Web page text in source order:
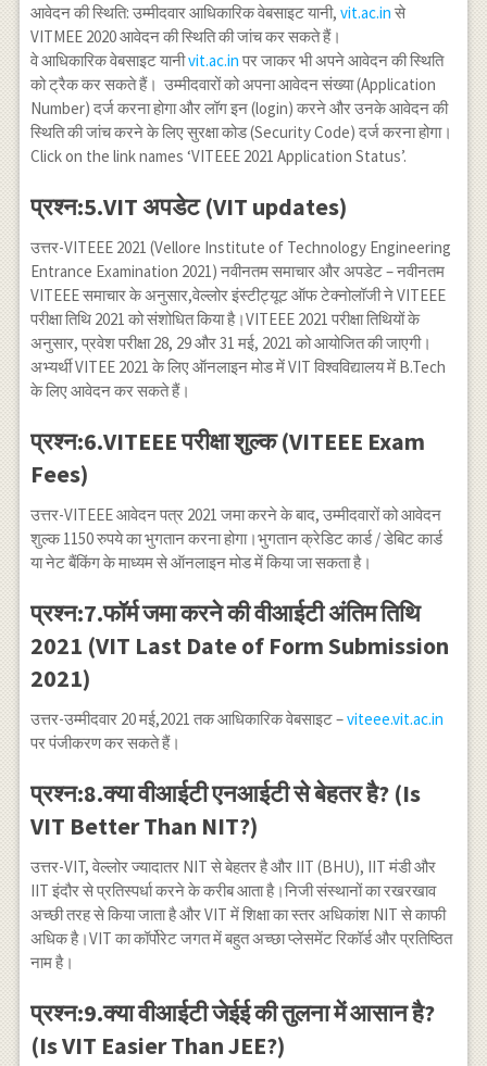
आवेदन की स्थिति: उम्मीदवार आधिकारिक वेबसाइट यानी, vit.ac.in से
VITMEE 2020 आवेदन की स्थिति की जांच कर सकते हैं।
वे आधिकारिक वेबसाइट यानीvit.ac.in पर जाकर भी अपने आवेदन की स्थिति
को ट्रैक कर सकते हैं। उम्मीदवारों को अपना आवेदन संख्या (Application
Number) दर्ज करना होगा और लॉग इन (login) करने और उनके आवेदन की
स्थिति की जांच करने के लिए सुरक्षा कोड (Security Code) दर्ज करना होगा।
Click on the link names ‘VITEEE 2021 Application Status’.
प्रश्न:5.VIT अपडेट (VIT updates)
उत्तर-VITEEE 2021 (Vellore Institute of Technology Engineering
Entrance Examination 2021) नवीनतम समाचार और अपडेट – नवीनतम
VITEEE समाचार के अनुसार,वेल्लोर इंस्टीट्यूट ऑफ टेक्नोलॉजी ने VITEEE
परीक्षा तिथि 2021 को संशोधित किया है।VITEEE 2021 परीक्षा तिथियों के
अनुसार, प्रवेश परीक्षा 28, 29 और 31 मई, 2021 को आयोजित की जाएगी।
अभ्यर्थी VITEE 2021 के लिए ऑनलाइन मोड में VIT विश्वविद्यालय में B.Tech
के लिए आवेदन कर सकते हैं।
प्रश्न:6.VITEEE परीक्षा शुल्क (VITEEE Exam
Fees)
उत्तर-VITEEE आवेदन पत्र 2021 जमा करने के बाद, उम्मीदवारों को आवेदन
शुल्क 1150 रुपये का भुगतान करना होगा।भुगतान क्रेडिट कार्ड / डेबिट कार्ड
या नेट बैंकिंग के माध्यम से ऑनलाइन मोड में किया जा सकता है।
प्रश्न:7.फॉर्म जमा करने की वीआईटी अंतिम तिथि
2021 (VIT Last Date of Form Submission
2021)
उत्तर-उम्मीदवार 20 मई,2021 तक आधिकारिक वेबसाइट –viteee.vit.ac.in
पर पंजीकरण कर सकते हैं।
प्रश्न:8.क्या वीआईटी एनआईटी से बेहतर है? (Is
VIT Better Than NIT?)
उत्तर-VIT, वेल्लोर ज्यादातर NIT से बेहतर है और IIT (BHU), IIT मंडी और
IIT इंदौर से प्रतिस्पर्धा करने के करीब आता है।निजी संस्थानों का रखरखाव
अच्छी तरह से किया जाता है और VIT में शिक्षा का स्तर अधिकांश NIT से काफी
अधिक है।VIT का कॉर्पोरेट जगत में बहुत अच्छा प्लेसमेंट रिकॉर्ड और प्रतिष्ठित
नाम है।
प्रश्न:9.क्या वीआईटी जेईई की तुलना में आसान है?
(Is VIT Easier Than JEE?)